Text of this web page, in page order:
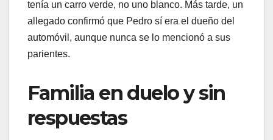
tenía un carro verde, no uno blanco. Más tarde, un
allegado confirmó que Pedro sí era el dueño del
automóvil, aunque nunca se lo mencionó a sus
parientes.
Familia en duelo y sin
respuestas